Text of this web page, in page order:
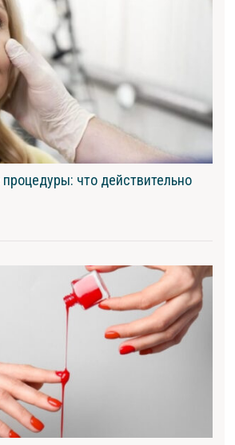
что действительно